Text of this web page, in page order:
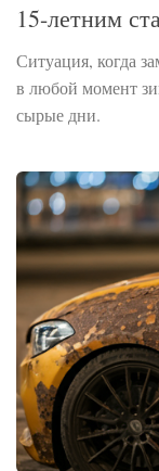
15-летним
Ситуация, когда
в любой момент
сырые дни.